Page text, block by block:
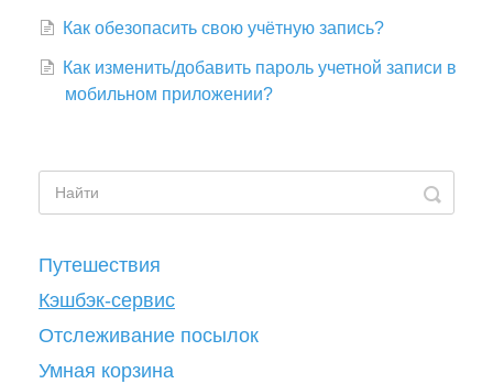
Как обезопасить свою учётную запись?
Как изменить/добавить пароль учетной записи в
мобильном приложении?
Путешествия
Кэшбэк-сервис
Отслеживание посылок
Умная корзина